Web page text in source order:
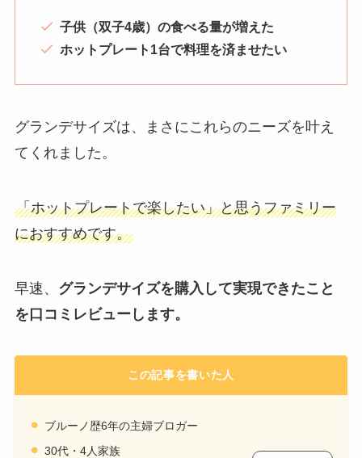
子供（双子4歳）の食べる量が増えた
ホットプレート1台で料理を済ませたい
グランデサイズは、まさにこれらのニーズを叶え
てくれました。
「ホットプレートで楽したい」と思うファミリー
におすすめです。
早速、 グランデサイズを購入して実現できたこと
を口コミレビューします。
この記事を書いた人
ブルーノ歴6年の主婦ブロガー
30代・4人家族